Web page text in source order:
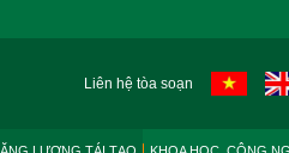
Liên hệ tòa soạn